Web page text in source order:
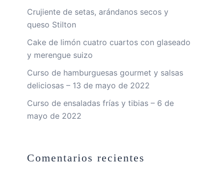
Crujiente de setas, arándanos secos y
queso Stilton
Cake de limón cuatro cuartos con glaseado
y merengue suizo
Curso de hamburguesas gourmet y salsas
deliciosas – 13 de mayo de 2022
Curso de ensaladas frías y tibias – 6 de
mayo de 2022
Comentarios recientes